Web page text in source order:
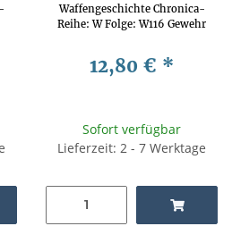
Waffengeschichte Chronica-
Reihe: W Folge: W116 Gewehr
Waffentechnik, Waffenkunde
12,80 € *
Sofort verfügbar
Lieferzeit: 2 - 7 Werktage